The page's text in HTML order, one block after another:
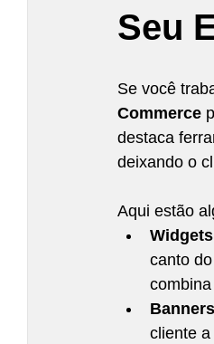
Seu
Se você
Commerce
destaca
deixando o
Aqui estão
Widgets
canto
Banners
cliente